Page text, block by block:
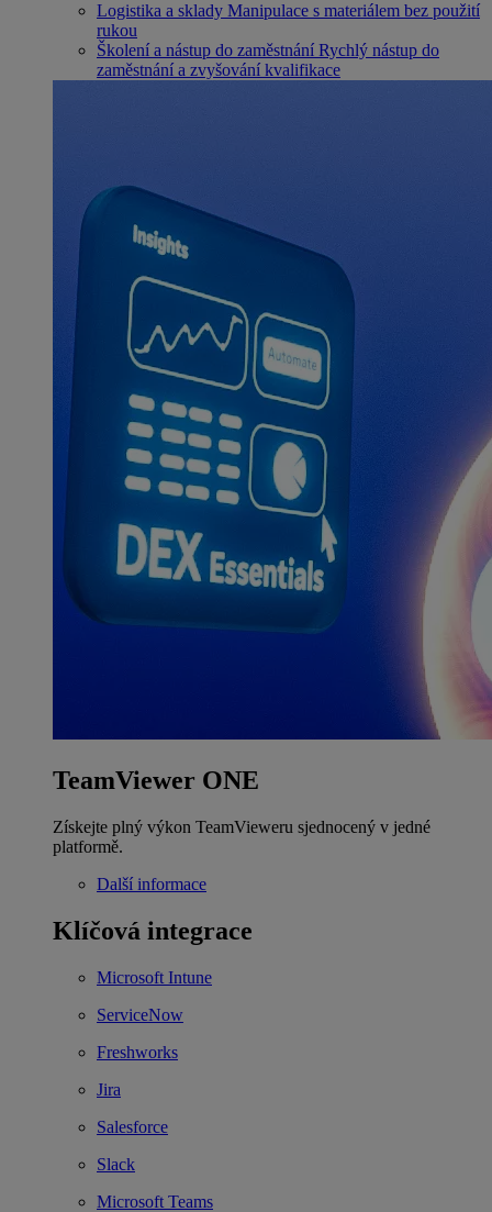
Logistika a sklady Manipulace s materiálem bez použití
rukou
Školení a nástup do zaměstnání Rychlý nástup do
zaměstnání a zvyšování kvalifikace
TeamViewer ONE
Získejte plný výkon TeamVieweru sjednocený v jedné
platformě.
Další informace
Klíčová integrace
Microsoft Intune
ServiceNow
Freshworks
Jira
Salesforce
Slack
Microsoft Teams